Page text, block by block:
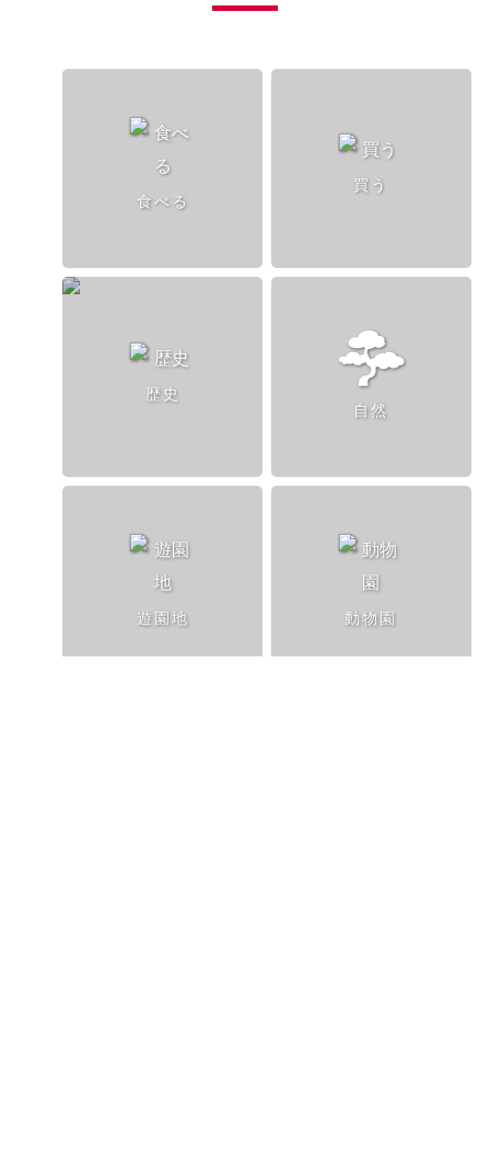
食べる
買う
歴史
自然
遊園地 動物園